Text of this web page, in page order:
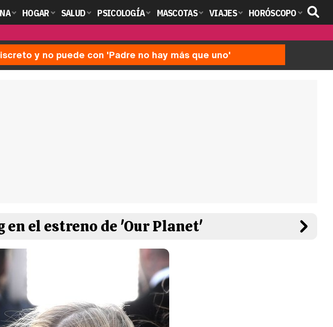
HOGAR SALUD PSICOLOGÍA MASCOTAS VIAJES HORÓSCOPO
y no puede con 'Padre no hay más que uno'
el estreno de 'Our Planet'